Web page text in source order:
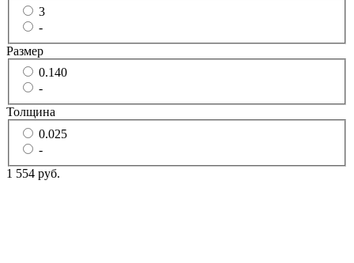
3
-
Размер
0.140
-
Толщина
0.025
-
1 554 руб.